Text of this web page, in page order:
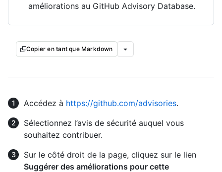
améliorations au GitHub Advisory Database.
Copier en tant que Markdown
Accédez à https://github.com/advisories.
Sélectionnez l’avis de sécurité auquel vous
souhaitez contribuer.
Sur le côté droit de la page, cliquez sur le lien
Suggérer des améliorations pour cette